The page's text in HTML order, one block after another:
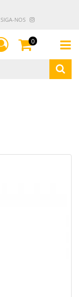
SIGA-NOS
0